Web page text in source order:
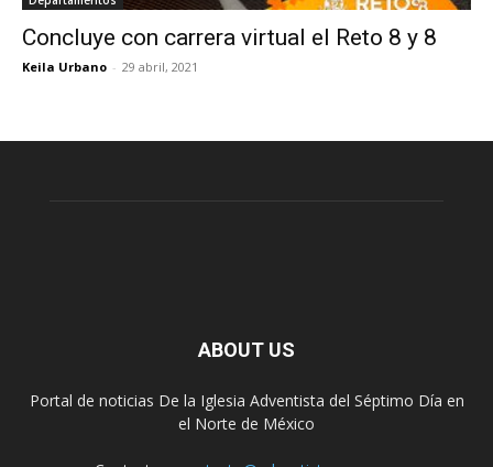
Concluye con carrera virtual el Reto 8 y 8
Keila Urbano - 29 abril, 2021
ABOUT US
Portal de noticias De la Iglesia Adventista del Séptimo Día en
el Norte de México